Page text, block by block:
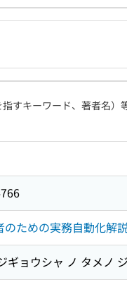
すキーワード、著者名）
のための実務自動化解
ギョウシャ ノ タメノ